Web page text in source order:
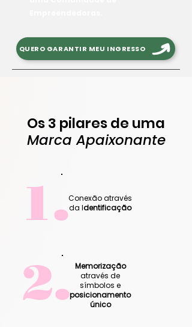
QUERO GARANTIR MEU INGRESSO
Os 3 pilares de uma
Marca Apaixonante
1.Conexão através
da Identificação
2. Memorização
através de
símbolos e
posicionamento
único